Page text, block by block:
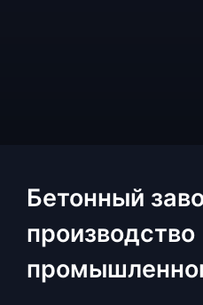
Бетонный
производство